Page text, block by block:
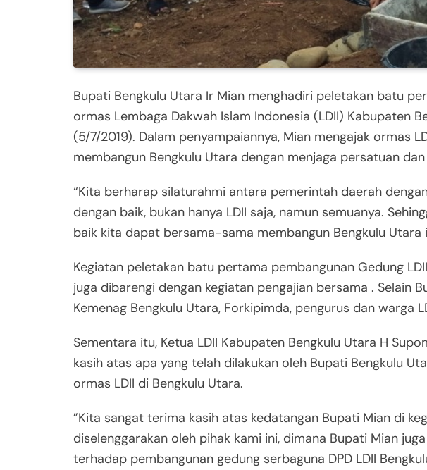
Bupati Bengkulu Utara Ir Mian menghadiri peletakan batu
ormas Lembaga Dakwah Islam Indonesia (LDII) Kabupaten
(5/7/2019). Dalam penyampaiannya, Mian mengajak ormas
membangun Bengkulu Utara dengan menjaga persatuan
“Kita berharap silaturahmi antara pemerintah daerah
dengan baik, bukan hanya LDII saja, namun semuanya.
baik kita dapat bersama-sama membangun Bengkulu Utara
Kegiatan peletakan batu pertama pembangunan Gedung
juga dibarengi dengan kegiatan pengajian bersama . Selain
Kemenag Bengkulu Utara, Forkipimda, pengurus dan warga
Sementara itu, Ketua LDII Kabupaten Bengkulu Utara H
kasih atas apa yang telah dilakukan oleh Bupati Bengkulu
ormas LDII di Bengkulu Utara.
”Kita sangat terima kasih atas kedatangan Bupati Mian di
diselenggarakan oleh pihak kami ini, dimana Bupati Mian
terhadap pembangunan gedung serbaguna DPD LDII